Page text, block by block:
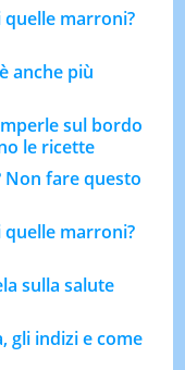
quelle marroni?
anche più
sul bordo
le ricette
Non fare questo
quelle marroni?
sulla salute
gli indizi e come